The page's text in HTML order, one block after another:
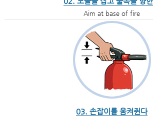
Aim at base of fire
03. 손잡이를 움켜쥔다